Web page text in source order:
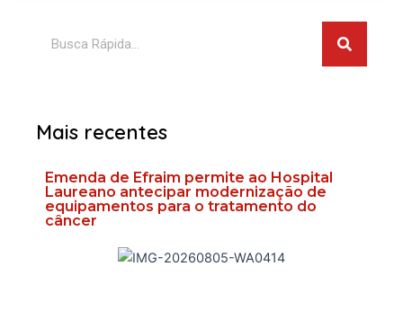
Mais recentes
Emenda de Efraim permite ao Hospital
Laureano antecipar modernização de
equipamentos para o tratamento do
câncer